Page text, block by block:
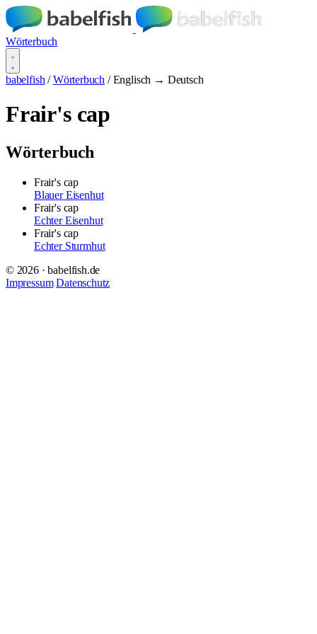
Wörterbuch
babelfish / Wörterbuch / Englisch → Deutsch
Frair's cap
Wörterbuch
Frair's cap
Blauer Eisenhut
Frair's cap
Echter Eisenhut
Frair's cap
Echter Sturmhut
© 2026 · babelfish.de
Impressum Datenschutz